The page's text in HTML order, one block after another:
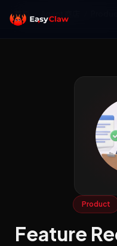
首页
Product
Feature